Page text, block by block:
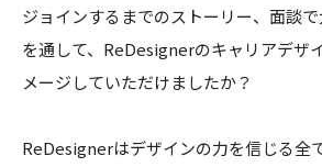
ジョインするまでのストーリー、面談
を通して、ReDesignerのキャリアデザ
メージしていただけましたか？
ReDesignerはデザインの力を信じる全